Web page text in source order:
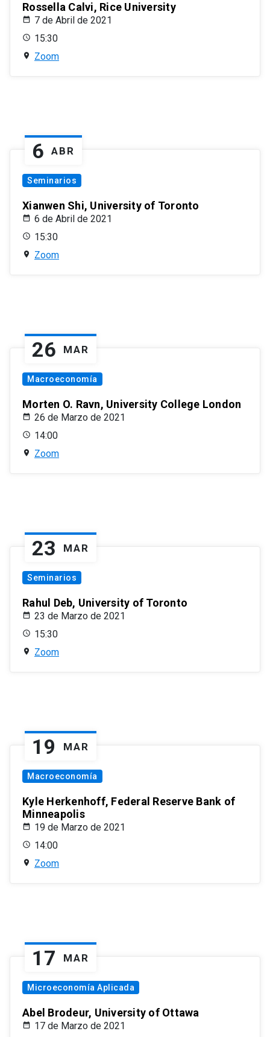
Rossella Calvi, Rice University
7 de Abril de 2021
15:30
Zoom
6 ABR
Seminarios
Xianwen Shi, University of Toronto
6 de Abril de 2021
15:30
Zoom
26 MAR
Macroeconomía
Morten O. Ravn, University College London
26 de Marzo de 2021
14:00
Zoom
23 MAR
Seminarios
Rahul Deb, University of Toronto
23 de Marzo de 2021
15:30
Zoom
19 MAR
Macroeconomía
Kyle Herkenhoff, Federal Reserve Bank of
Minneapolis
19 de Marzo de 2021
14:00
Zoom
17 MAR
Microeconomía Aplicada
Abel Brodeur, University of Ottawa
17 de Marzo de 2021